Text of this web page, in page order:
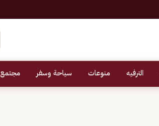
الترفيه منوعات سياحة وسفر مجتمع